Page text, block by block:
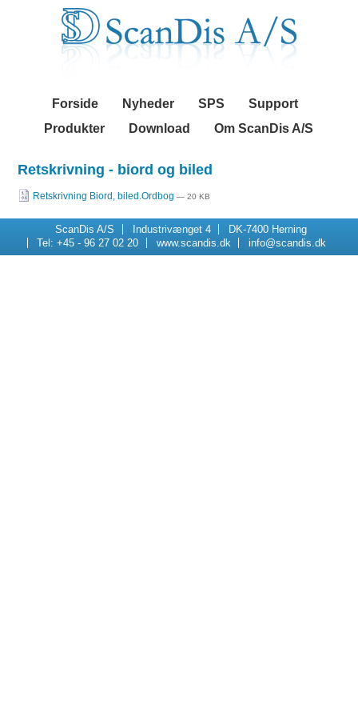
Navigation
Forside Nyheder SPS
Support
Produkter
Download Om ScanDis A/S
Retskrivning - biord og biled
Retskrivning Biord, biled.Ordbog— 20 KB
ScanDis A/S Industrivænget 4
DK-7400 Herning
Tel: +45 - 96 27 02 20
www.scandis.dk info@scandis.dk